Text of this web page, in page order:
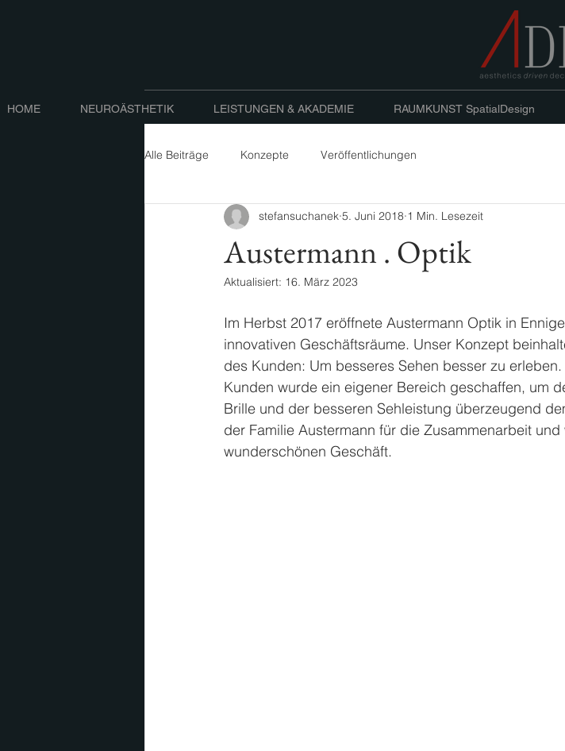
HOME NEUROÄSTHETIK LEISTUNGEN & AKADEMIE RAUMKUNST SpatialDesign
Alle Beiträge Konzepte Veröffentlichungen
Austermann . Optik
stefansuchanek 5. Juni 2018 1 Min. Lesezeit
Aktualisiert: 16. März 2023
Im Herbst 2017 eröffnete Austermann Optik in
innovativen Geschäftsräume. Unser Konzept
des Kunden: Um besseres Sehen besser zu
Kunden wurde ein eigener Bereich geschaffen, um
Brille und der besseren Sehleistung überzeugend
der Familie Austermann für die Zusammenarbeit
wunderschönen Geschäft.